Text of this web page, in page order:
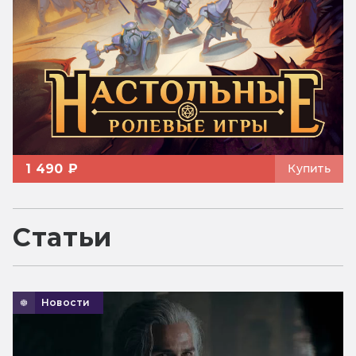
1 490 ₽ Купить
Статьи
Новости